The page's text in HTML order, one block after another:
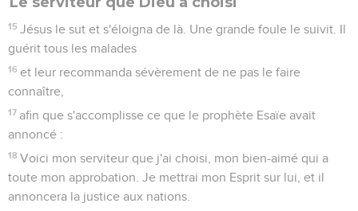
15 Jésus le sut et s'éloigna de là. Une grande foule le suivit. Il
guérit tous les malades
16 et leur recommanda sévèrement de ne pas le faire
connaître,
17 afin que s'accomplisse ce que le prophète Esaïe avait
annoncé :
18 Voici mon serviteur que j'ai choisi, mon bien-aimé qui a
toute mon approbation. Je mettrai mon Esprit sur lui, et il
annoncera la justice aux nations.